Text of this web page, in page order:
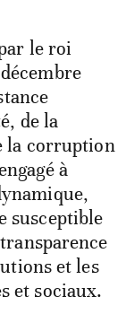
le roi
de la
la corruption
à
susceptible
et les
et sociaux.